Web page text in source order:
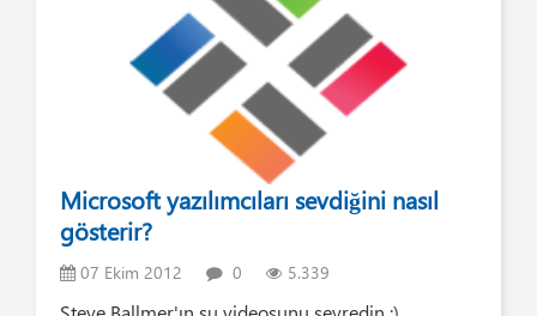
Microsoft yazılımcıları sevdiğini nasıl
gösterir?
07 Ekim 2012 0 5.339